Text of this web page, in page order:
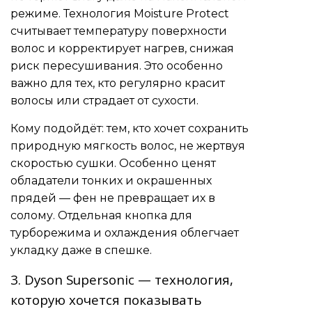
режиме. Технология Moisture Protect
считывает температуру поверхности
волос и корректирует нагрев, снижая
риск пересушивания. Это особенно
важно для тех, кто регулярно красит
волосы или страдает от сухости.
Кому подойдёт: тем, кто хочет сохранить
природную мягкость волос, не жертвуя
скоростью сушки. Особенно ценят
обладатели тонких и окрашенных
прядей — фен не превращает их в
солому. Отдельная кнопка для
турборежима и охлаждения облегчает
укладку даже в спешке.
3. Dyson Supersonic — технология,
которую хочется показывать